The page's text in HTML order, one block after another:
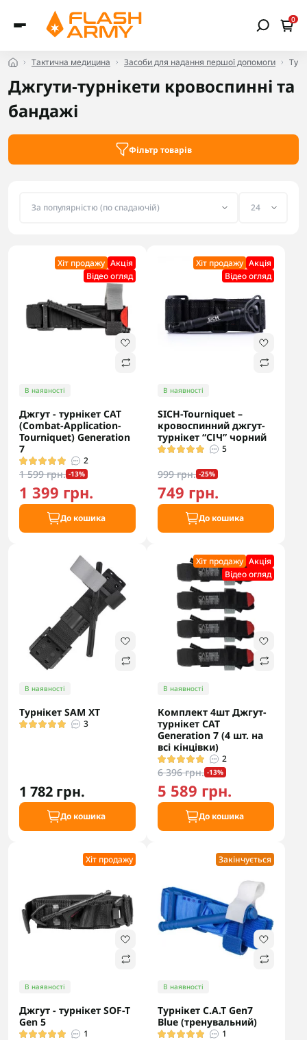
0
Тактична медицина Засоби для надання першої допомоги
Джгути-турнікети кровоспинні та
бандажі
Фільтр товарів
Хіт продажу Акцiя
Відео огляд
В наявності
Джгут - турнікет CAT
(Combat-Application-
Tourniquet) Generation
7
2
1 599 грн. -13%
1 399 грн.
До кошика
Хіт продажу Акцiя
Відео огляд
В наявності
SICH-Tourniquet –
кровоспинний джгут-
турнікет “СІЧ” чорний
5
999 грн. -25%
749 грн.
До кошика
В наявності
Турнікет SAM XT
3
1 782 грн.
До кошика
Хіт продажу Акцiя
Відео огляд
В наявності
Комплект 4шт Джгут-
турнікет CAT
Generation 7 (4 шт. на
всі кінцівки)
2
6 396 грн. -13%
5 589 грн.
До кошика
Хіт продажу
В наявності
Джгут - турнікет SOF-T
Gen 5
1
Закінчується
В наявності
Турнікет C.A.T Gen7
Blue (тренувальний)
1